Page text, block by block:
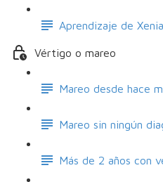
Aprendizaje de Xenia
Vértigo o mareo
Mareo desde hace
Mareo sin ningún
Más de 2 años con